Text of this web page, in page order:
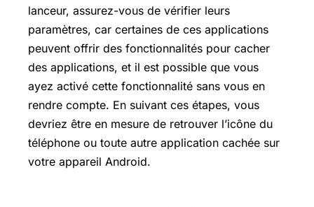
lanceur, assurez-vous de vérifier leurs
paramètres, car certaines de ces applications
peuvent offrir des fonctionnalités pour cacher
des applications, et il est possible que vous
ayez activé cette fonctionnalité sans vous en
rendre compte. En suivant ces étapes, vous
devriez être en mesure de retrouver l’icône du
téléphone ou toute autre application cachée sur
votre appareil Android.